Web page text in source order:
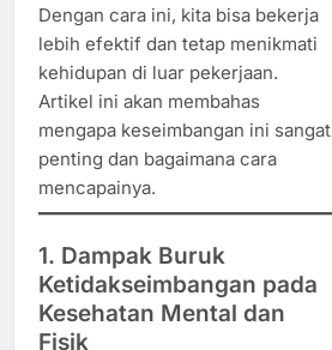
Dengan cara ini, kita bisa bekerja
lebih efektif dan tetap menikmati
kehidupan di luar pekerjaan.
Artikel ini akan membahas
mengapa keseimbangan ini sangat
penting dan bagaimana cara
mencapainya.
1. Dampak Buruk
Ketidakseimbangan pada
Kesehatan Mental dan
Fisik